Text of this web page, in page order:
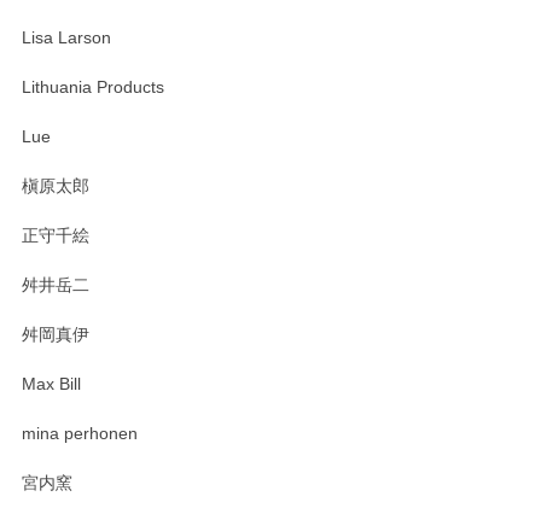
Lisa Larson
Lithuania Products
Lue
槇原太郎
正守千絵
舛井岳二
舛岡真伊
Max Bill
mina perhonen
宮内窯